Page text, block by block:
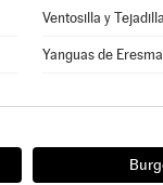
Ventosilla y Tejadilla
Yanguas de Eresma